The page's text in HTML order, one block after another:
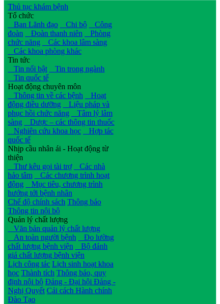
Thủ tục khám bệnh
Tổ chức
Ban Lãnh đạo
Chi bộ
Công
đoàn
Đoàn thanh niên
Phòng
chức năng
Các khoa lâm sàng
Các khoa phòng khác
Tin tức
Tin nổi bật
Tin trong ngành
Tin quốc tế
Hoạt động chuyên môn
Thông tin về các bệnh
Hoạt
động điều dưỡng
Liệu pháp và
phục hồi chức năng
Tâm lý lâm
sàng
Dược – các thông tin thuốc
Nghiên cứu khoa học
Hợp tác
quốc tế
Nhịp cầu nhân ái - Hoạt động từ
thiện
Thư kêu gọi tài trợ
Các nhà
hảo tâm
Các chương trình hoạt
động
Mục tiêu, chương trình
hướng tới bệnh nhân
Chế độ chính sách Thông báo
Thông tin nội bộ
Quản lý chất lượng
Văn bản quản lý chất lượng
An toàn người bệnh
Đo lường
chất lượng bệnh viện
Bộ đánh
giá chất lượng bệnh viện
Lịch công tác Lịch sinh hoạt khoa
học Thành tích Thông báo, quy
định nội bộ Đảng - Đại hội Đảng -
Nghị Quyết Cải cách Hành chính
Đào Tạo